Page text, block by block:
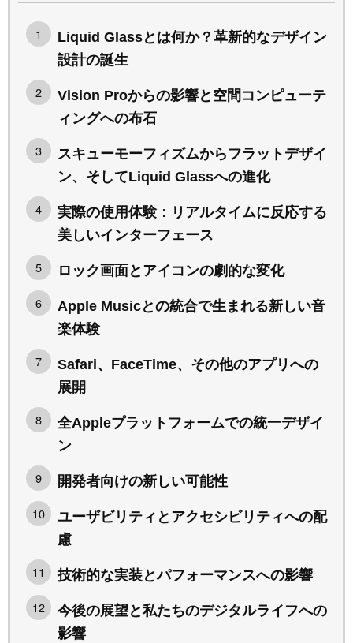
Liquid Glassとは何か？革新的なデザイン
設計の誕生
Vision Proからの影響と空間コンピューテ
ィングへの布石
スキューモーフィズムからフラットデザイ
ン、そしてLiquid Glassへの進化
実際の使用体験：リアルタイムに反応する
美しいインターフェース
ロック画面とアイコンの劇的な変化
Apple Musicとの統合で生まれる新しい音
楽体験
Safari、FaceTime、その他のアプリへの
展開
全Appleプラットフォームでの統一デザイ
ン
開発者向けの新しい可能性
ユーザビリティとアクセシビリティへの配
慮
技術的な実装とパフォーマンスへの影響
今後の展望と私たちのデジタルライフへの
影響